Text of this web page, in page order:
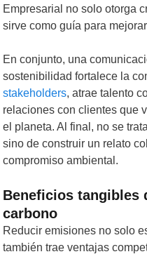
Empresarial no solo otorga
sirve como guía para
En conjunto, una
sostenibilidad fortalece la
stakeholders, atrae talento
relaciones con clientes que
el planeta. Al final, no se
sino de construir un relato
compromiso ambiental.
Beneficios tangibles
carbono
Reducir emisiones no solo
también trae ventajas